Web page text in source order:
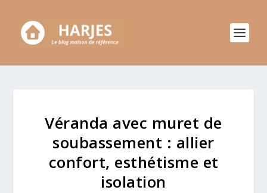
Véranda avec muret de
soubassement : allier
confort, esthétisme et
isolation